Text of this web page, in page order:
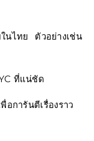
นไทย ตัวอย่างเช่น
ที่แน่ชัด
อการันตีเรื่องราว